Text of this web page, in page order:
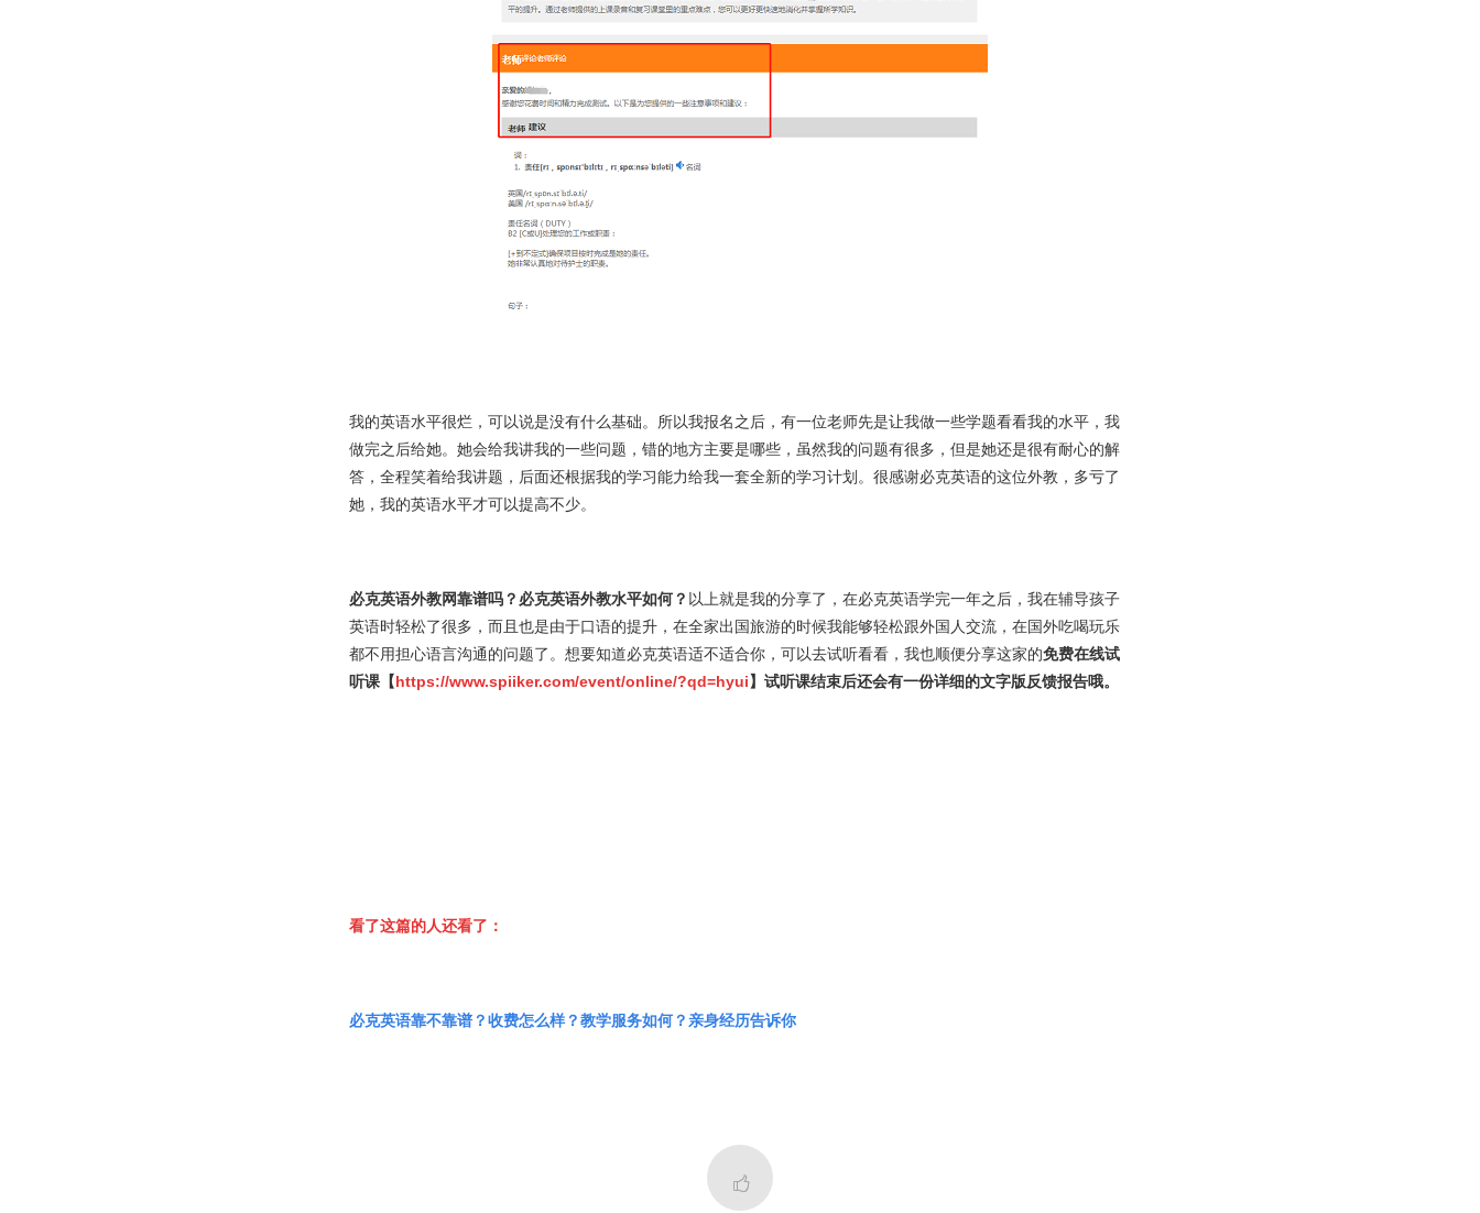
我的英语水平很烂，可以说是没有什么基础。所以我报名之后，有一位老师先是让我做一些学题看看我的水平，我
做完之后给她。她会给我讲我的一些问题，错的地方主要是哪些，虽然我的问题有很多，但是她还是很有耐心的解
答，全程笑着给我讲题，后面还根据我的学习能力给我一套全新的学习计划。很感谢必克英语的这位外教，多亏了
她，我的英语水平才可以提高不少。
必克英语外教网靠谱吗？必克英语外教水平如何？ 以上就是我的分享了，在必克英语学完一年之后，我在辅导孩子
英语时轻松了很多，而且也是由于口语的提升，在全家出国旅游的时候我能够轻松跟外国人交流，在国外吃喝玩乐
都不用担心语言沟通的问题了。想要知道必克英语适不适合你，可以去试听看看，我也顺便分享这家的免费在线试
听课【https://www.spiiker.com/event/online/?qd=hyui】试听课结束后还会有一份详细的文字版反馈报告哦。
看了这篇的人还看了：
必克英语靠不靠谱？收费怎么样？教学服务如何？亲身经历告诉你
